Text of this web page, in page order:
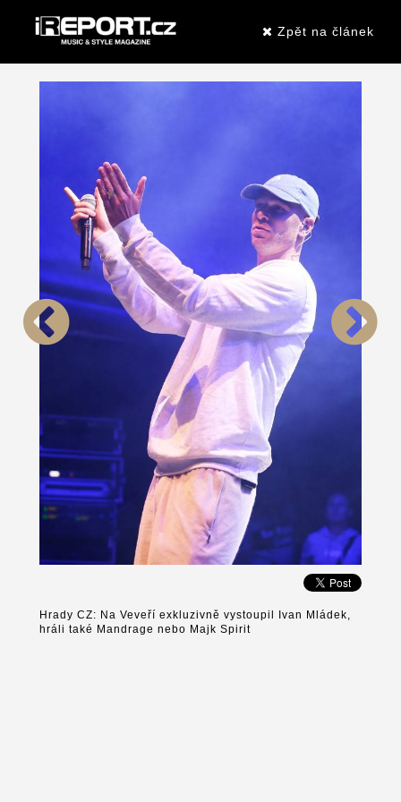
Zpět na článek
Hrady CZ: Na Veveří exkluzivně vystoupil Ivan Mládek,
hráli také Mandrage nebo Majk Spirit